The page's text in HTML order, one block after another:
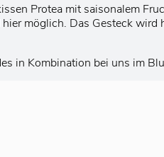
Protea mit saisonalem
möglich. Das Gesteck wird
in Kombination bei uns im